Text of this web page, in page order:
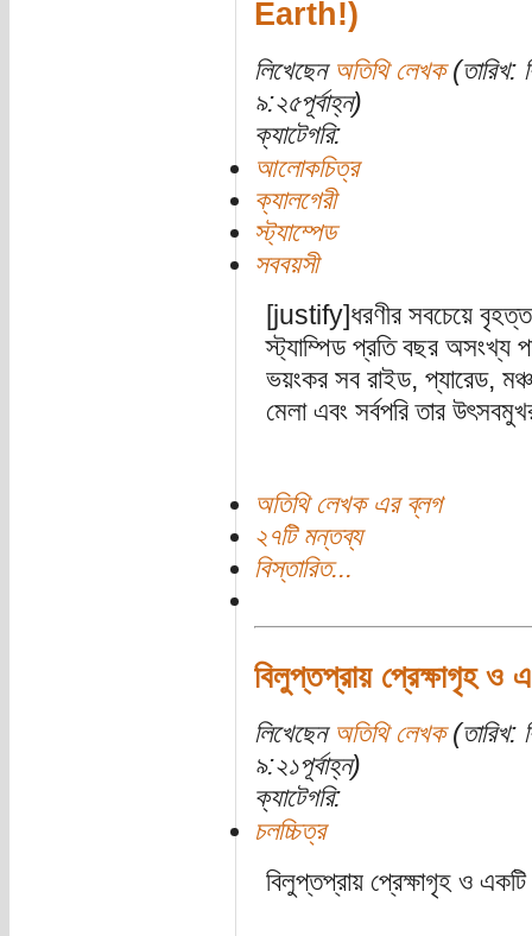
Earth!)
লিখেছেন অতিথি লেখক(তারিখ:
৯:২৫পূর্বাহ্ন)
ক্যাটেগরি:
আলোকচিত্র
ক্যালগেরী
স্ট্যাম্পেড
সববয়সী
[justify]ধরণীর সবচেয়ে বৃহত্তম
স্ট্যাম্পিড প্রতি বছর অসংখ্য
ভয়ংকর সব রাইড, প্যারেড,
মেলা এবং সর্বপরি তার
অতিথি লেখক এর ব্লগ
২৭টি মন্তব্য
বিস্তারিত...
বিলুপ্তপ্রায় প্রেক্ষাগৃহ ও
লিখেছেন অতিথি লেখক(তারিখ:
৯:২১পূর্বাহ্ন)
ক্যাটেগরি:
চলচ্চিত্র
বিলুপ্তপ্রায় প্রেক্ষাগৃহ ও